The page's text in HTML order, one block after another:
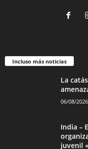
Incluso más noticias
La
06/08/2026
India –
juvenil